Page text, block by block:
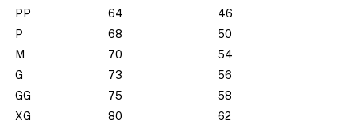
PP
64
46
P
68
50
M
70
54
G
73
56
GG
75
58
XG
80 62